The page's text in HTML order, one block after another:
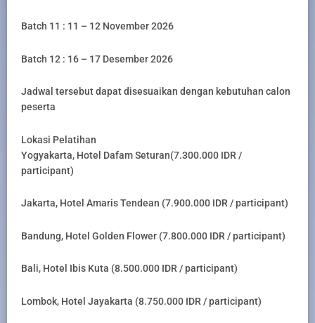
Batch 11 : 11 – 12 November 2026
Batch 12 : 16 – 17 Desember 2026
Jadwal tersebut dapat disesuaikan dengan kebutuhan calon
peserta
Lokasi Pelatihan
Yogyakarta, Hotel Dafam Seturan(7.300.000 IDR /
participant)
Jakarta, Hotel Amaris Tendean (7.900.000 IDR / participant)
Bandung, Hotel Golden Flower (7.800.000 IDR / participant)
Bali, Hotel Ibis Kuta (8.500.000 IDR / participant)
Lombok, Hotel Jayakarta (8.750.000 IDR / participant)